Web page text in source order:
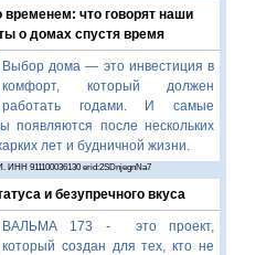
временем: что говорят наши
о домах спустя время
Выбор дома — это инвестиция в
комфорт, который должен
работать годами. И самые
появляются после нескольких
лет и будничной жизни.
911100036130 erid:2SDnjegnNa7
и безупречного вкуса
ВАЛЬМА 173 - это проект,
который создан для тех, кто не